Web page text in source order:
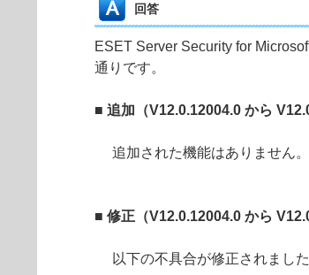
回答
ESET Server Security for
通りです。
■ 追加（V12.0.12004.0 から
追加された機能はありません。
■ 修正（V12.0.12004.0 から
以下の不具合が修正されました